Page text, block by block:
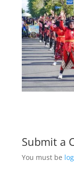
Submit a
You must be